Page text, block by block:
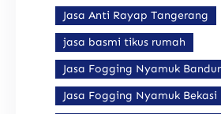
Jasa Anti Rayap Tangerang
jasa basmi tikus rumah
Jasa Fogging Nyamuk
Jasa Fogging Nyamuk Bekasi